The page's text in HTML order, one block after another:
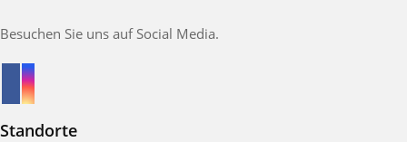
Besuchen Sie uns auf Social Media.
Standorte